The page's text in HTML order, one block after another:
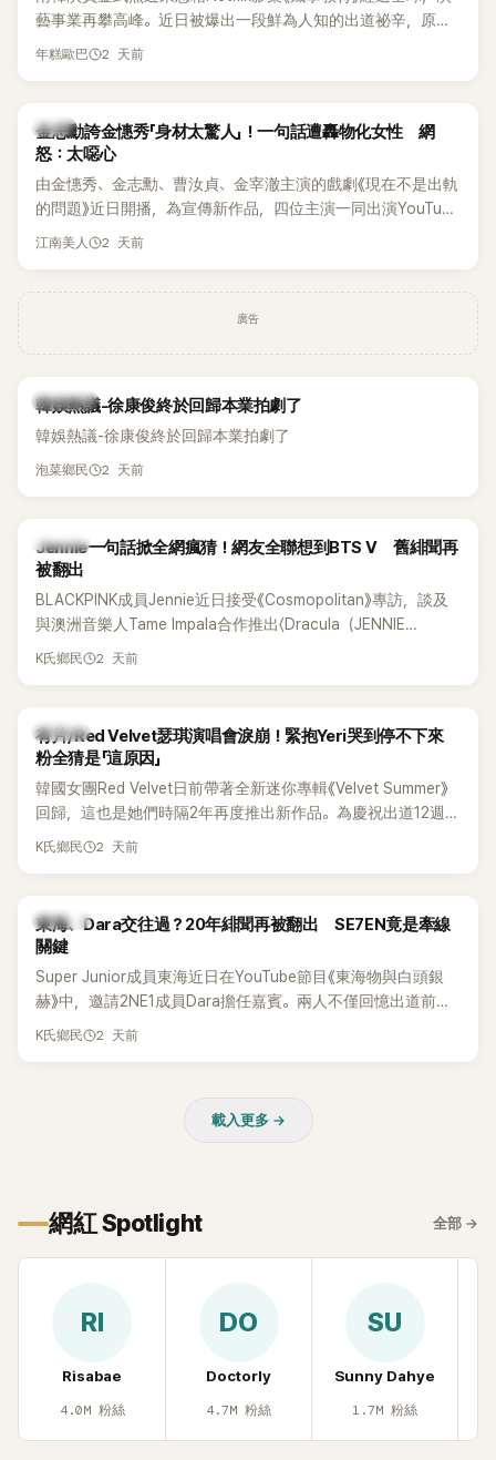
李智惠言語辱罵、動手等爭議，最終團體於 2002 年解散。 團
體解散後，李智惠轉型 solo，靠著綜藝與歌唱實力持續活躍演
藝圈。據悉，她當年能加入 S#arp，也與 李尚敏 的賞識有關。
感情方面，李智惠於 2017 年與圈外男友結婚，婚後育有兩個
目，她經營的 YouTube 頻道也即將突破百萬訂閱，近年內容深
受網友喜愛，再度迎來事業第二春。
藝事業再攀高峰。近日被爆出一段鮮為人知的出道祕辛，原來
他當年差點不是以演員身分出道，而是成為男團偶像的一員。
年糕歐巴 2 天前
韓星
金志勳誇金憓秀「身材太驚人」！一句話遭轟物化女性 網
怒：太噁心
由金憓秀、金志勳、曹汝貞、金宰澈主演的戲劇《現在不是出軌
的問題》近日開播，為宣傳新作品，四位主演一同出演YouTube
節目，不料訪談中的一段發言卻意外掀起爭議。不少網友認
江南美人 2 天前
廣告
熱議討論
韓娛熱議-徐康俊終於回歸本業拍劇了
韓娛熱議-徐康俊終於回歸本業拍劇了
泡菜鄉民 2 天前
K-POP
Jennie一句話掀全網瘋猜！網友全聯想到BTS V 舊緋聞再
被翻出
BLACKPINK成員Jennie近日接受《Cosmopolitan》專訪，談及
與澳洲音樂人Tame Impala合作推出〈Dracula（JENNIE
Remix）〉的幕後故事，沒想到她一句關於「共同朋友」的回答，
K氏鄉民 2 天前
K-POP
有片/Red Velvet瑟琪演唱會淚崩！緊抱Yeri哭到停不下來
粉全猜是「這原因」
韓國女團Red Velvet日前帶著全新迷你專輯《Velvet Summer》
回歸，這也是她們時隔2年再度推出新作品。為慶祝出道12週
年，五位成員也一連舉辦三場粉絲演唱會，與粉絲共同回顧經
K氏鄉民 2 天前
K-POP
東海、Dara交往過？20年緋聞再被翻出 SE7EN竟是牽線
關鍵
Super Junior成員東海近日在YouTube節目《東海物與白頭銀
赫》中，邀請2NE1成員Dara擔任嘉賓。兩人不僅回憶出道前的
青澀往事，也首度聊起當年鬧得沸沸揚揚的緋聞，讓東海忍不
K氏鄉民 2 天前
載入更多 →
網紅 Spotlight 全部 →
RI
Risabae
4.0M 粉絲
DO
Doctorly
4.7M 粉絲
SU
Sunny Dahye
1.7M 粉絲